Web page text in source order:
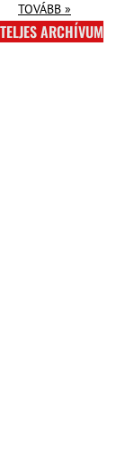
TOVÁBB »
TELJES ARCHÍVUM